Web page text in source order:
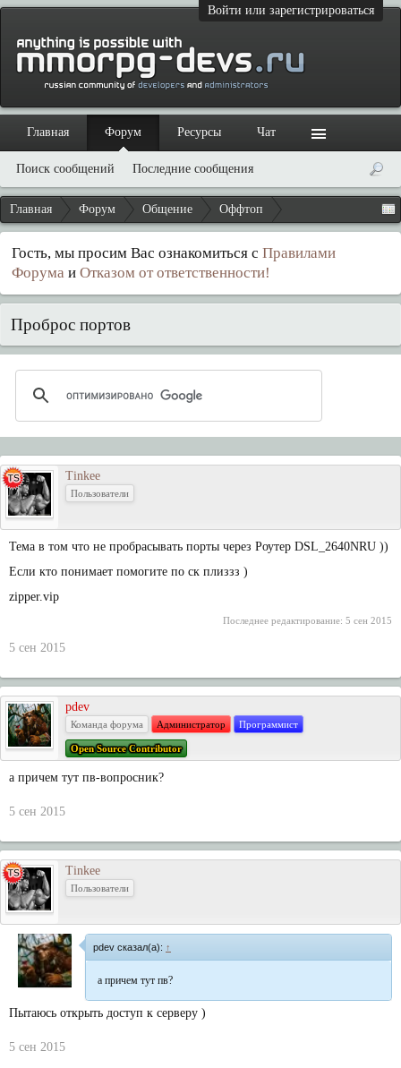
Войти или зарегистрироваться
Главная Форум Общение Оффтоп
Гость, мы просим Вас ознакомиться с Правилами
Форума и Отказом от ответственности!
Проброс портов
Tinkee
Пользователи
Тема в том что не пробрасывать порты через Роутер DSL_2640NRU ))
Если кто понимает помогите по ск плиззз )
zipper.vip
Последнее редактирование: 5 сен 2015
5 сен 2015
pdev
Команда форума Администратор Программист
Open Source Contributor
а причем тут пв-вопросник?
5 сен 2015
Tinkee
Пользователи
pdev сказал(а): ↑
а причем тут пв?
Пытаюсь открыть доступ к серверу )
5 сен 2015
Главная Форум
Поиск сообщений Последние сообщения
Ресурсы Чат